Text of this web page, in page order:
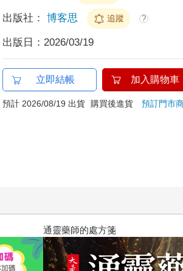
出版社： 博客思 追蹤 ?
出版日： 2026/03/19
立即結帳 加入購物車
預計 2026/08/19 出貨 購買後進貨預訂門市
通靈藥師的處方箋